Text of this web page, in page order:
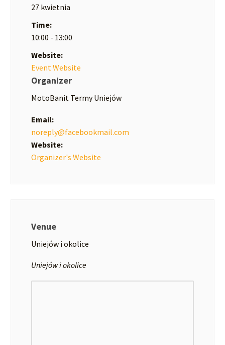
27 kwietnia
Time:
10:00 - 13:00
Website:
Event Website
Organizer
MotoBanit Termy Uniejów
Email:
noreply@facebookmail.com
Website:
Organizer's Website
Venue
Uniejów i okolice
Uniejów i okolice